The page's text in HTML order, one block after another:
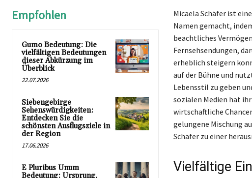
Empfohlen
Gumo Bedeutung: Die
vielfältigen Bedeutungen
dieser Abkürzung im
Überblick
22.07.2026
Siebengebirge
Sehenswürdigkeiten:
Entdecken Sie die
schönsten Ausflugsziele in
der Region
17.06.2026
E Pluribus Unum
Bedeutung: Ursprung,
Micaela Schäfer ist
Namen gemacht,
beachtliches
Fernsehsendungen,
erheblich steigern
auf der Bühne und
Lebensstil zu geben
sozialen Medien hat
wirtschaftliche
gelungene Mischung
Schäfer zu einer
Vielfältige